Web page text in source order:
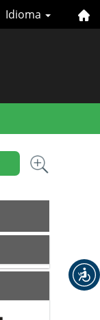
Idioma